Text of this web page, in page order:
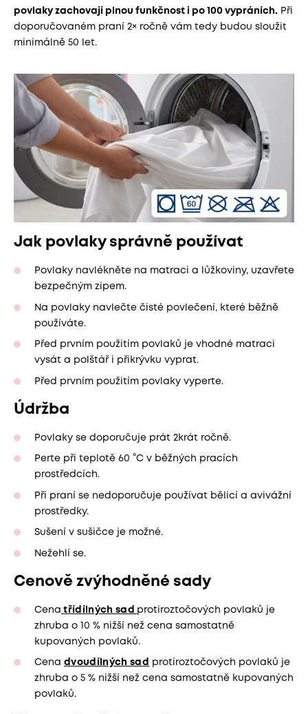
povlaky zachovají plnou funkčnost i po 100 vypráních. Při
doporučovaném praní 2× ročně vám tedy budou sloužit
minimálně 50 let.
Jak povlaky správně používat
Povlaky navlékněte na matraci a lůžkoviny, uzavřete
bezpečným zipem.
Na povlaky navlečte čisté povlečení, které běžně
používáte.
Před prvním použitím povlaků je vhodné matraci
vysát a polštář i přikrývku vyprat.
Před prvním použitím povlaky vyperte.
Údržba
Povlaky se doporučuje prát 2krát ročně.
Perte při teplotě 60 °C v běžných pracích
prostředcích.
Při praní se nedoporučuje používat bělicí a avivážní
prostředky.
Sušení v sušičce je možné.
Nežehlí se.
Cenově zvýhodněné sady
Cena třídílných sad protiroztočových povlaků je
zhruba o 10 % nižší než cena samostatně
kupovaných povlaků.
Cena dvoudílných sad
protiroztočových povlaků je
zhruba o 5 % nižší než cena samostatně kupovaných
povlaků.